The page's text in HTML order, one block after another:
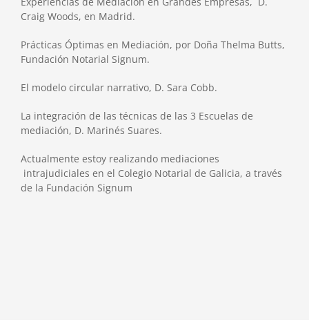
Craig Woods, en Madrid.
Prácticas Óptimas en Mediación, por Doña Thelma Butts,
Fundación Notarial Signum.
El modelo circular narrativo, D. Sara Cobb.
La integración de las técnicas de las 3 Escuelas de
mediación, D. Marinés Suares.
Actualmente estoy realizando mediaciones
intrajudiciales en el Colegio Notarial de Galicia, a través
de la Fundación Signum